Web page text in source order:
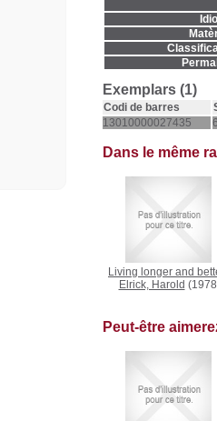
Exemplars (1)
Codi de barres
13010000027435
Dans le même
Living longer and
Elrick, Harold
Peut-être